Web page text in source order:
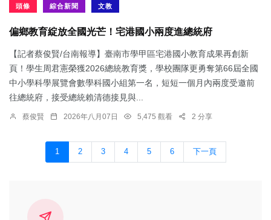
頭條 綜合新聞 文教
偏鄉教育綻放全國光芒！宅港國小兩度進總統府
【記者蔡俊賢/台南報導】臺南市學甲區宅港國小教育成果再創新
頁！學生周君憲榮獲2026總統教育獎，學校團隊更勇奪第66屆全國
中小學科學展覽會數學科國小組第一名，短短一個月內兩度受邀前
往總統府，接受總統賴清德接見與...
蔡俊賢 2026年八月07日 5,475 觀看 2 分享
1 2 3 4 5 6 下一頁